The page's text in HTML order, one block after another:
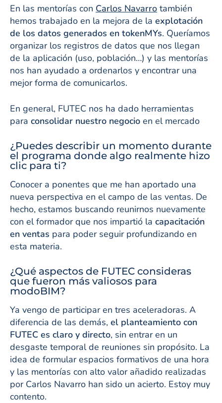
En las mentorías con Carlos Navarro también
hemos trabajado en la mejora de la explotación
de los datos generados en tokenMYs. Queríamos
organizar los registros de datos que nos llegan
de la aplicación (uso, población…) y las mentorías
nos han ayudado a ordenarlos y encontrar una
mejor forma de comunicarlos.
En general, FUTEC nos ha dado herramientas
para consolidar nuestro negocio en el mercado
¿Puedes describir un momento durante
el programa donde algo realmente hizo
clic para ti?
Conocer a ponentes que me han aportado una
nueva perspectiva en el campo de las ventas. De
hecho, estamos buscando reunirnos nuevamente
con el formador que nos impartió la capacitación
en ventas para poder seguir profundizando en
esta materia.
¿Qué aspectos de FUTEC consideras
que fueron más valiosos para
modoBIM?
Ya vengo de participar en tres aceleradoras. A
diferencia de las demás, el planteamiento con
FUTEC es claro y directo, sin entrar en un
desgaste temporal de reuniones sin propósito. La
idea de formular espacios formativos de una hora
y las mentorías con alto valor añadido realizadas
por Carlos Navarro han sido un acierto. Estoy muy
contento.